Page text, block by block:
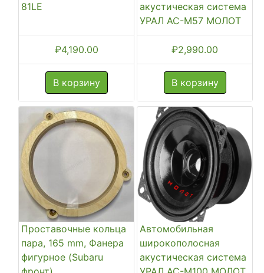
81LE
₽4,190.00
В корзину
акустическая система
УРАЛ АС-М57 МОЛОТ
₽2,990.00
В корзину
Проставочные кольца
пара, 165 mm, Фанера
фигурное (Subaru
Автомобильная
широкополосная
акустическая система